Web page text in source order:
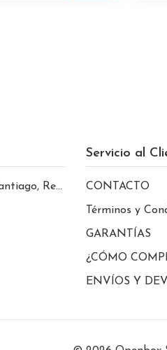
Chile
Servicio al
CONTACTO
Términos y
GARANTÍAS
¿CÓMO
ENVÍOS Y